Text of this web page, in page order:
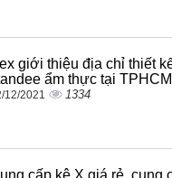
giới thiệu địa chỉ thiết
ẩm thực tại TPHCM
12/2021 1334
cấp kệ X giá rẻ, cung